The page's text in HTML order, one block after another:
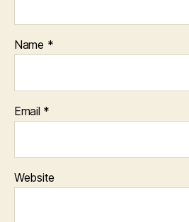
Name *
Email *
Website